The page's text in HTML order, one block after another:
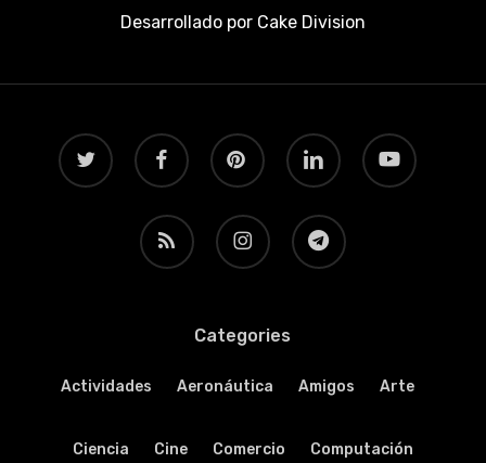
Desarrollado porCake Division
twitter facebook pinterest linkedin youtube
RSS instagram telegram
Categories
Actividades Aeronáutica Amigos Arte
Ciencia Cine Comercio Computación